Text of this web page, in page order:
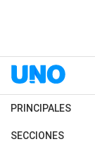
PRINCIPALES
Últimas Noticias
SECCIONES